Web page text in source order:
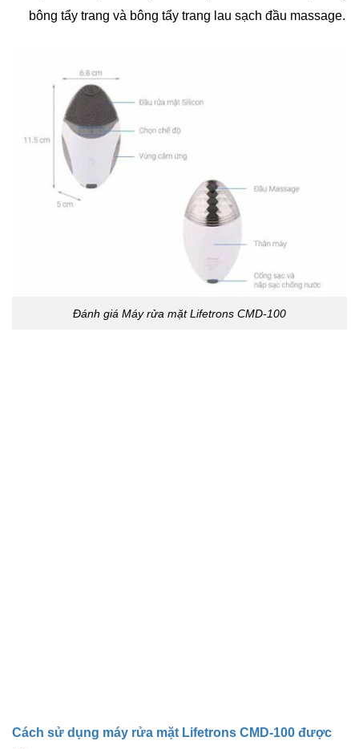
bông tẩy trang và bông tẩy trang lau sạch đầu massage.
Đánh giá Máy rửa mặt Lifetrons CMD-100
Cách sử dụng máy rửa mặt Lifetrons CMD-100 được